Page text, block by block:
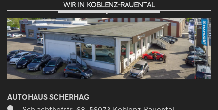
Zustimmen
und
aktivieren
WIR IN KOBLENZ-RAUENTAL
AUTOHAUS SCHERHAG